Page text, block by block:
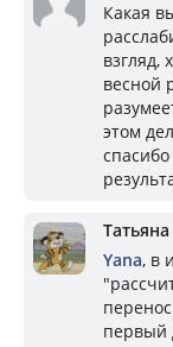
Какая
взгляд,
весной
этом
Татьяна
Yana, в
первый